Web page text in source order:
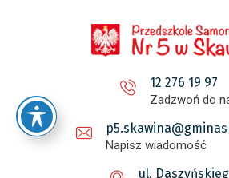
12 276 19 97
Zadzwoń do
Napisz wiadomość
ul.